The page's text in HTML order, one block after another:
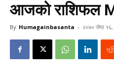
आजको राशिफल
By Humagainbasanta - २०७० जेष्ठ १६,